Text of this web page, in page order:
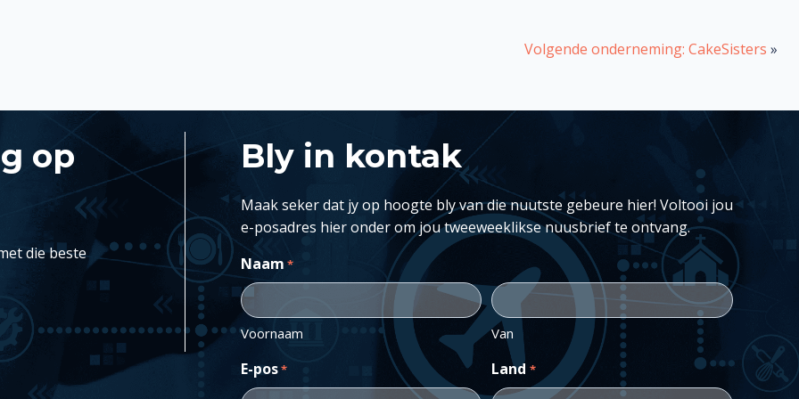
Volgende onderneming: CakeSisters »
op
die beste
Bly in kontak
Maak seker dat jy op hoogte bly van die nuutste gebeure hier! Voltooi jou
e-posadres hier onder om jou tweeweeklikse nuusbrief te ontvang.
Naam *
Voornaam Van
E-pos* Land *